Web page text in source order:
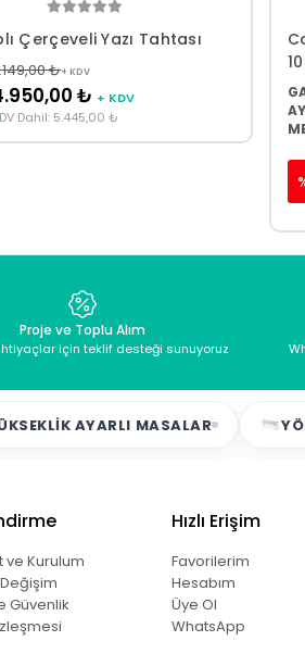
Çerçeveli Yazı Tahtası
₺+ KDV
₺ + KDV
Dahil: 5.445,00 ₺
Proje ve Toplu Alım
için teklif desteği sunuyoruz
AYARLI MASALAR
ve Kurulum
Güvenlik
Hızlı Erişim
Favorilerim
Hesabım
Üye Ol
WhatsApp